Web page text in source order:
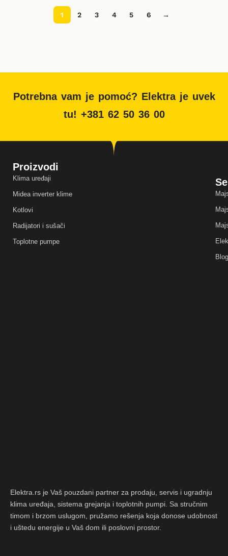
1 2 3 4 5 6 →
Potrebna vam je pomoć? Elektra je uvek
tu! +381 62 50 36 00
Proizvodi
Klima uređaji
Midea inverter klime
Kotlovi
Radijatori i sušači
Toplotne pumpe
Blog
Elektra.rs je Vaš pouzdani partner za prodaju, servis i ugradnju
klima uređaja, sistema grejanja i toplotnih pumpi. Sa stručnim
timom i brzom uslugom, pružamo rešenja koja donose udobnost
i uštedu energije u Vaš dom ili poslovni prostor.